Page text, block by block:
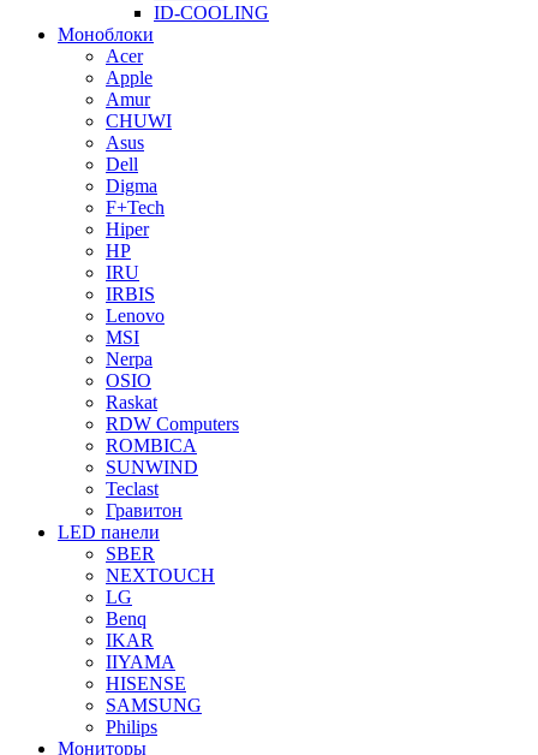
ID-COOLING
Моноблоки
Acer
Apple
Amur
CHUWI
Asus
Dell
Digma
F+Tech
Hiper
HP
IRU
IRBIS
Lenovo
MSI
Nerpa
OSIO
Raskat
RDW Computers
ROMBICA
SUNWIND
Teclast
Гравитон
LED панели
SBER
NEXTOUCH
LG
Benq
IKAR
IIYAMA
HISENSE
SAMSUNG
Philips
Мониторы